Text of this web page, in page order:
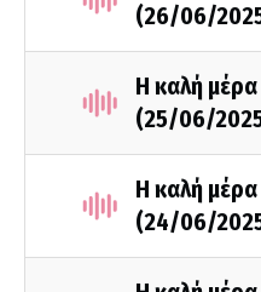
(26/06/
Η καλή
(25/06/
Η καλή
(24/06/